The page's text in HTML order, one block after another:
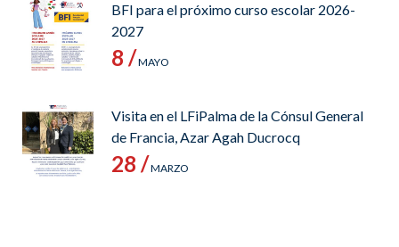
BFI para el próximo curso escolar 2026-
2027
8 /MAYO
Visita en el LFiPalma de la Cónsul General
de Francia, Azar Agah Ducrocq
28 /MARZO